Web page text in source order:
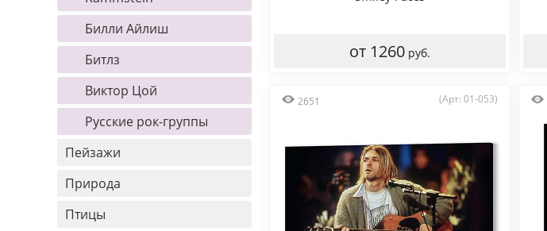
Билли Айлиш
Битлз
Виктор Цой
Русские рок-группы
Пейзажи
Природа
Птицы
от 1260 руб.
2651 (Арт: 01-053)